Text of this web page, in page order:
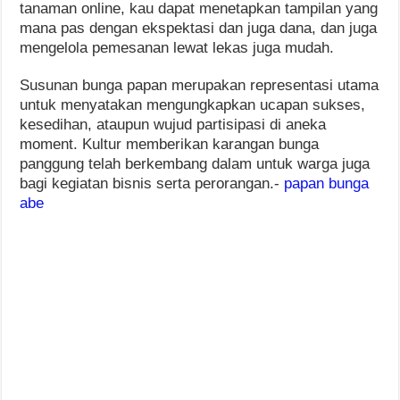
tanaman online, kau dapat menetapkan tampilan yang
mana pas dengan ekspektasi dan juga dana, dan juga
mengelola pemesanan lewat lekas juga mudah.
Susunan bunga papan merupakan representasi utama
untuk menyatakan mengungkapkan ucapan sukses,
kesedihan, ataupun wujud partisipasi di aneka
moment. Kultur memberikan karangan bunga
panggung telah berkembang dalam untuk warga juga
bagi kegiatan bisnis serta perorangan.- papan bunga
abe